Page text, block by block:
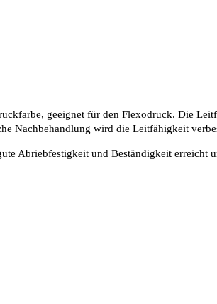
geeignet für den Flexodruck. Die
Nachbehandlung wird die Leitfähigkeit
Abriebfestigkeit und Beständigkeit erreicht